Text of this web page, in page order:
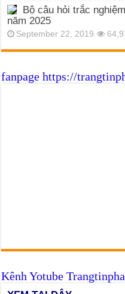
Bộ câu hỏi trắc
năm 2025
September 22, 2019
fanpage https://
Kênh Yotube